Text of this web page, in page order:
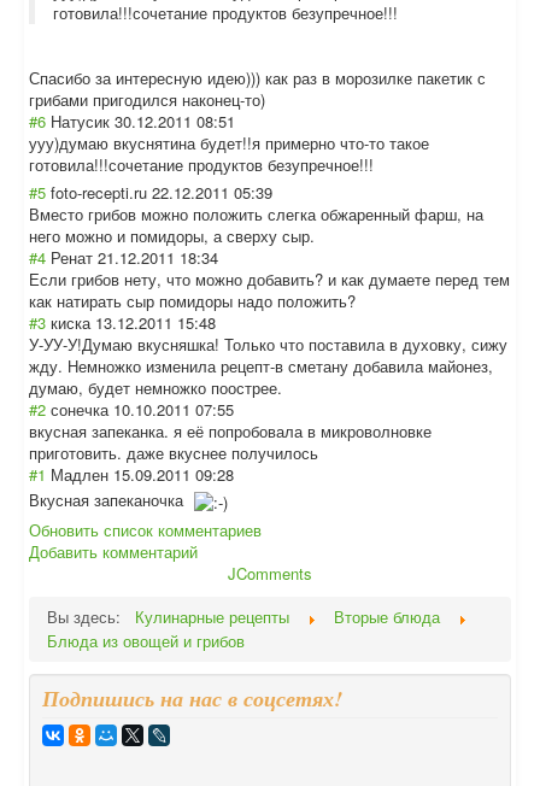
готовила!!!сочетание продуктов безупречное!!!
Спасибо за интересную идею))) как раз в морозилке пакетик с
грибами пригодился наконец-то)
#6 Натусик 30.12.2011 08:51
ууу)думаю вкуснятина будет!!я примерно что-то такое
готовила!!!сочетание продуктов безупречное!!!
#5 foto-recepti.ru 22.12.2011 05:39
Вместо грибов можно положить слегка обжаренный фарш, на
него можно и помидоры, а сверху сыр.
#4 Ренат 21.12.2011 18:34
Если грибов нету, что можно добавить? и как думаете перед тем
как натирать сыр помидоры надо положить?
#3 киска 13.12.2011 15:48
У-УУ-У!Думаю вкусняшка! Только что поставила в духовку, сижу
жду. Немножко изменила рецепт-в сметану добавила майонез,
думаю, будет немножко поострее.
#2 сонечка 10.10.2011 07:55
вкусная запеканка. я её попробовала в микроволновке
приготовить. даже вкуснее получилось
#1 Мадлен 15.09.2011 09:28
Вкусная запеканочка
Обновить список комментариев
Добавить комментарий
JComments
Вы здесь:
Кулинарные рецепты
Вторые блюда
Блюда из овощей и грибов
Подпишись на нас в соцсетях!